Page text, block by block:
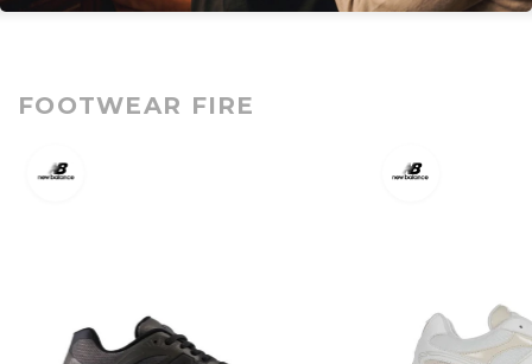
FOOTWEAR FIRE